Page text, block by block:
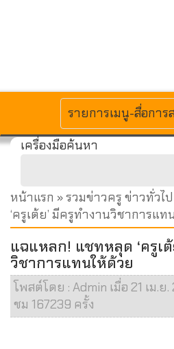
MENU
รายการเมนู-สื่อกา
เครื่องมือค้นหา
หน้าแรก »รวมข่าวครู ข่าวทั่วไป
‘ครูเต้ย’ มีครูทำงานวิชาการแท
แฉแหลก! แชทหลุด ‘ครูเ
วิชาการแทนให้ด้วย
โพสต์โดย : Admin เมื่อ 21 เม.ย.
ชม 167239 ครั้ง